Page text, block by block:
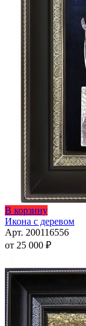
В корзинуЭтот
товар
имеет
несколько
можно
на
странице
товара.
Икона с деревом
Арт. 200116556
от 25 000 ₽